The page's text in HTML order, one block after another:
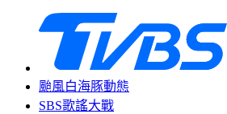
颱風白海豚動態
SBS歌謠大戰